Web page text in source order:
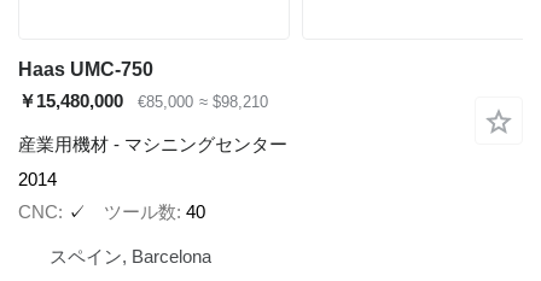
Haas UMC-750
￥15,480,000
€85,000 ≈ $98,210
産業用機材 - マシニングセンター
2014
CNC
✓ ツール数 40
スペイン, Barcelona